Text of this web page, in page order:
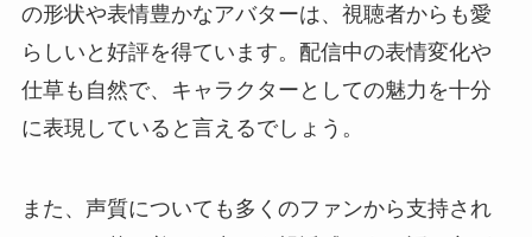
の形状や表情豊かなアバターは、視聴者からも愛
らしいと好評を得ています。配信中の表情変化や
仕草も自然で、キャラクターとしての魅力を十分
に表現していると言えるでしょう。
また、声質についても多くのファンから支持され